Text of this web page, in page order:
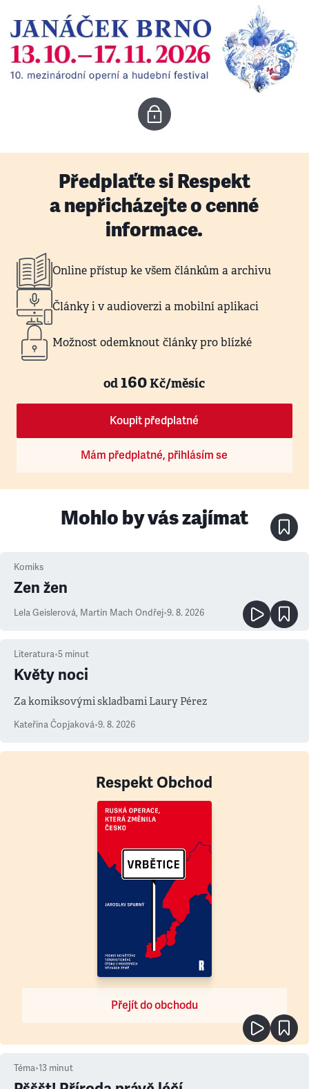
Předplaťte si Respekt
a nepřicházejte o cenné
informace.
Online přístup ke všem článkům a archivu
Články i v audioverzi a mobilní aplikaci
Možnost odemknout články pro blízké
od160Kč/měsíc
Koupit předplatné
Mám předplatné, přihlásím se
Mohlo by vás zajímat
Komiks
Zen žen
Lela Geislerová, Martin Mach Ondřej•9. 8. 2026
Literatura•5 minut
Květy noci
Za komiksovými skladbami Laury Pérez
Kateřina Čopjaková•9. 8. 2026
Respekt Obchod
Přejít do obchodu
Téma•13 minut